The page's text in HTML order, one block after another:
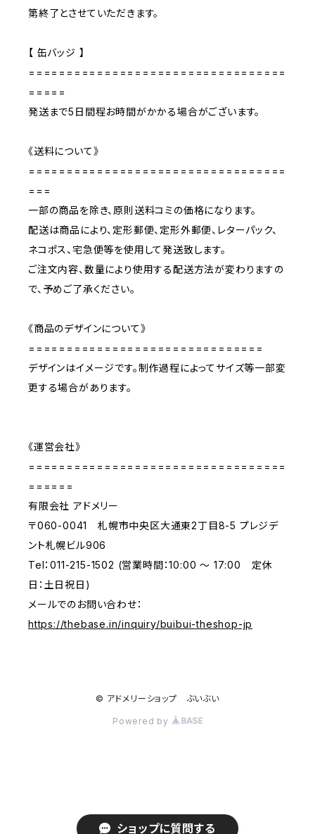
ショップに質問する
第終了とさせていただきます。
【 缶バッジ 】
==================================
=====
発送まで5日間程お時間がかかる場合がございます。
《送料について》
==================================
===
一部の商品を除き、原則送料コミの価格になります。
配送は商品により、定形郵便、定形外郵便、レターパック、
ネコポス、宅急便等を使用して発送致します。
ご注文内容、数量により使用する配送方法が変わりますの
で、予めご了承ください。
《商品のデザインについて》
===============================
デザインはイメージです。制作過程によってサイズ等一部変
更する場合があります。
《運営会社》
==================================
======
有限会社 アドメリー
〒060-0041 札幌市中央区大通東2丁目8-5 プレジデ
ント札幌ビル906
Tel：011-215-1502 (営業時間：10:00 ～ 17:00 定休
日：土日祝日)
メールでのお問い合わせ：
https://thebase.in/inquiry/buibui-theshop-jp
© アドメリーショップ ぶいぶい
Powered by